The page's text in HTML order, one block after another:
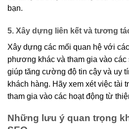
bạn.
5. Xây dựng liên kết và tương
Xây dựng các mối quan hệ với
phương khác và tham gia vào
giúp tăng cường độ tin cậy và uy
khách hàng. Hãy xem xét việc tài
tham gia vào các hoạt động từ
Những lưu ý quan trọng